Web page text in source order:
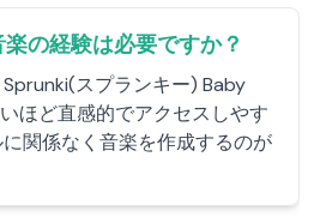
の経験は必要ですか？
スプランキー) Baby
ほど直感的でアクセスしやす
関係なく音楽を作成するのが